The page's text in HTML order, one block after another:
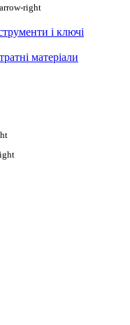
і ключі
матеріали